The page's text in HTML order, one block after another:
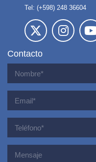
Tel: (+598) 248 36604
Contacto